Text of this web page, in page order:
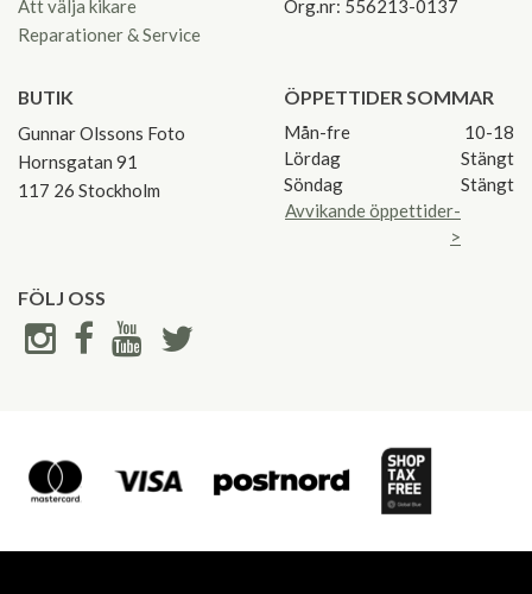
Att välja kikare
Reparationer & Service
Org.nr: 556213-0137
BUTIK
Gunnar Olssons Foto
Hornsgatan 91
117 26 Stockholm
ÖPPETTIDER SOMMAR
Mån-fre
10-18
Lördag
Stängt
Söndag
Stängt
Avvikande öppettider-
>
FÖLJ OSS